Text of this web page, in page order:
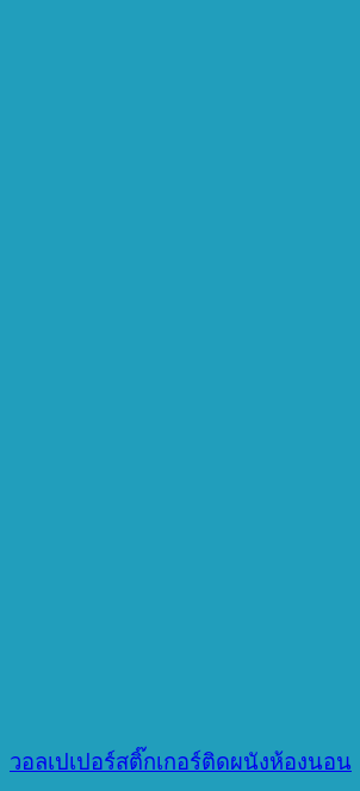
วอลเปเปอร์สติ๊กเกอร์ติดผนังห้องนอน